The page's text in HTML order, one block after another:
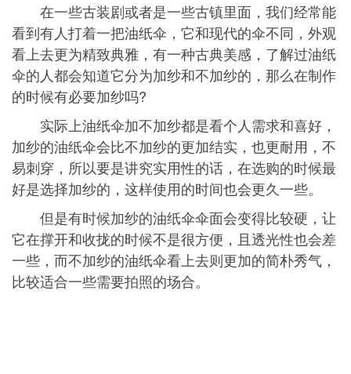
在一些古装剧或者是一些古镇里面，我们经常能
看到有人打着一把油纸伞，它和现代的伞不同，外观
看上去更为精致典雅，有一种古典美感，了解过油纸
伞的人都会知道它分为加纱和不加纱的，那么在制作
的时候有必要加纱吗?
实际上油纸伞加不加纱都是看个人需求和喜好，
加纱的油纸伞会比不加纱的更加结实，也更耐用，不
易刺穿，所以要是讲究实用性的话，在选购的时候最
好是选择加纱的，这样使用的时间也会更久一些。
但是有时候加纱的油纸伞伞面会变得比较硬，让
它在撑开和收拢的时候不是很方便，且透光性也会差
一些，而不加纱的油纸伞看上去则更加的简朴秀气，
比较适合一些需要拍照的场合。